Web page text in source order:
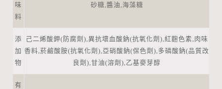
味
料
砂糖,醬油,海藻糖
添
加
物
己二烯酸鉀(防腐劑),異抗壞血酸鈉(抗氧化劑),紅麴色素,肉味
香料,菸鹼酸胺(抗氧化劑),亞硝酸鈉(保色劑),多磷酸鈉(品質改
良劑),甘油(溶劑),乙基麥芽醇
有